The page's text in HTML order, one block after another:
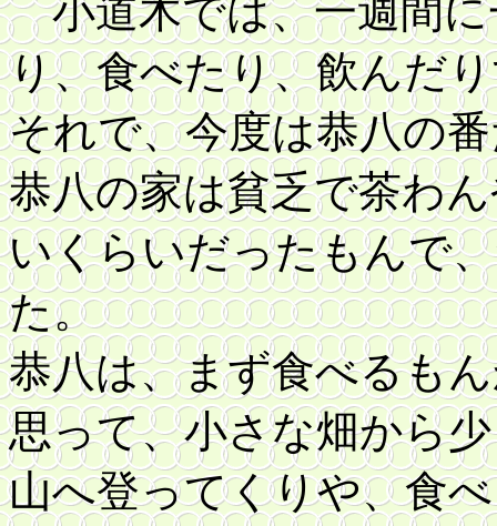
小道木では、一週間に
り、食べたり、飲んだ
それで、今度は恭八の
恭八の家は貧乏で茶わ
いくらいだったもんで
た。
恭八は、まず食べるも
思って、小さな畑から
山へ登ってくりや、食